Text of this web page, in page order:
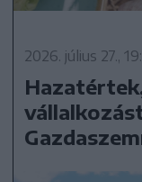
2026. július 27.,